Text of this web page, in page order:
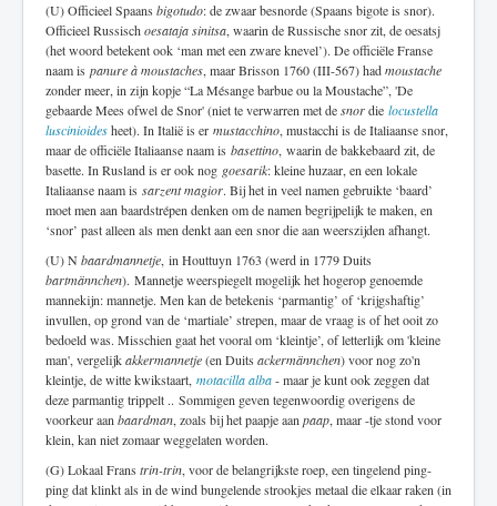
(U) Officieel Spaans bigotudo: de zwaar besnorde (Spaans bigote is snor).
Officieel Russisch oesataja sinitsa, waarin de Russische snor zit, de oesatsj
(het woord betekent ook ‘man met een zware knevel’). De officiële Franse
naam is panure à moustaches, maar Brisson 1760 (III-567) hadmoustache
zonder meer, in zijn kopje “La Mésange barbue ou la Moustache”, 'De
gebaarde Mees ofwel de Snor' (niet te verwarren met desnordie locustella
luscinioidesheet). In Italië is er mustacchino, mustacchi is de Italiaanse snor,
maar de officiële Italiaanse naam is basettino, waarin de bakkebaard zit, de
basette. In Rusland is er ook nog goesarik: kleine huzaar, en een lokale
Italiaanse naam is sarzent magior. Bij het in veel namen gebruikte ‘baard’
moet men aan baardstrépen denken om de namen begrijpelijk te maken, en
‘snor’ past alleen als men denkt aan een snor die aan weerszijden afhangt.
(U) Nbaardmannetje, in Houttuyn 1763 (werd in 1779 Duits
bartmännchen). Mannetje weerspiegelt mogelijk het hogerop genoemde
mannekijn: mannetje. Men kan de betekenis ‘parmantig’ of ‘krijgshaftig’
invullen, op grond van de ‘martiale’ strepen, maar de vraag is of het ooit zo
bedoeld was. Misschien gaat het vooral om ‘kleintje’, of letterlijk om 'kleine
man', vergelijkakkermannetje(en Duits ackermännchen) voor nog zo'n
kleintje, de witte kwikstaart, motacilla alba- maar je kunt ook zeggen dat
deze parmantig trippelt .. Sommigen geven tegenwoordig overigens de
voorkeur aan baardman, zoals bij het paapje aan paap, maar -tje stond voor
klein, kan niet zomaar weggelaten worden.
(G) Lokaal Frans trin-trin, voor de belangrijkste roep, een tingelend ping-
ping dat klinkt als in de wind bungelende strookjes metaal die elkaar raken (in